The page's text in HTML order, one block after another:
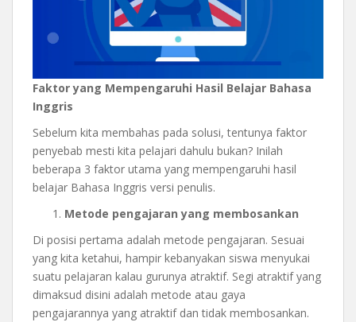
Faktor yang Mempengaruhi Hasil Belajar Bahasa
Inggris
Sebelum kita membahas pada solusi, tentunya faktor
penyebab mesti kita pelajari dahulu bukan? Inilah
beberapa 3 faktor utama yang mempengaruhi hasil
belajar Bahasa Inggris versi penulis.
Metode pengajaran yang membosankan
Di posisi pertama adalah metode pengajaran. Sesuai
yang kita ketahui, hampir kebanyakan siswa menyukai
suatu pelajaran kalau gurunya atraktif. Segi atraktif yang
dimaksud disini adalah metode atau gaya
pengajarannya yang atraktif dan tidak membosankan.